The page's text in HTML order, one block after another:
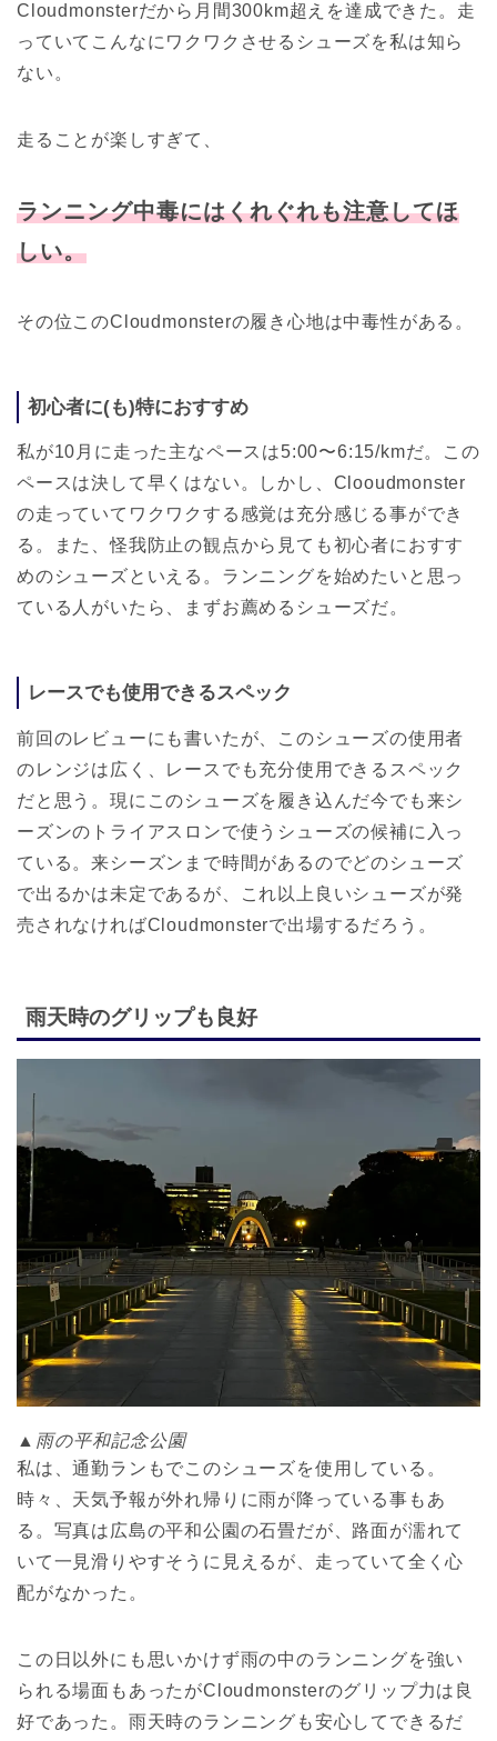
Cloudmonsterだから月間300km超えを達成できた。走
っていてこんなにワクワクさせるシューズを私は知ら
ない。
走ることが楽しすぎて、
ランニング中毒にはくれぐれも注意してほ
しい。
その位このCloudmonsterの履き心地は中毒性がある。
初心者に(も)特におすすめ
私が10月に走った主なペースは5:00〜6:15/kmだ。この
ペースは決して早くはない。しかし、Clooudmonster
の走っていてワクワクする感覚は充分感じる事ができ
る。また、怪我防止の観点から見ても初心者におすす
めのシューズといえる。ランニングを始めたいと思っ
ている人がいたら、まずお薦めるシューズだ。
レースでも使用できるスペック
前回のレビューにも書いたが、このシューズの使用者
のレンジは広く、レースでも充分使用できるスペック
だと思う。現にこのシューズを履き込んだ今でも来シ
ーズンのトライアスロンで使うシューズの候補に入っ
ている。来シーズンまで時間があるのでどのシューズ
で出るかは未定であるが、これ以上良いシューズが発
売されなければCloudmonsterで出場するだろう。
雨天時のグリップも良好
▲雨の平和記念公園
私は、通勤ランもでこのシューズを使用している。
時々、天気予報が外れ帰りに雨が降っている事もあ
る。写真は広島の平和公園の石畳だが、路面が濡れて
いて一見滑りやすそうに見えるが、走っていて全く心
配がなかった。
この日以外にも思いかけず雨の中のランニングを強い
られる場面もあったがCloudmonsterのグリップ力は良
好であった。雨天時のランニングも安心してできるだ